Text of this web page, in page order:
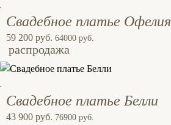
Свадебное платье Офелия
59 200 руб. 64000 руб.
распродажа
Свадебное платье Белли
43 900 руб. 76900 руб.